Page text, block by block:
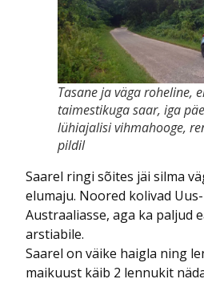
Tasane ja väga roheline,
taimestikuga saar, iga
lühiajalisi vihmahooge,
pildil
Saarel ringi sõites jäi silma
elumaju. Noored kolivad
Austraaliasse, aga ka paljud
arstiabile.
Saarel on väike haigla ning
maikuust käib 2 lennukit